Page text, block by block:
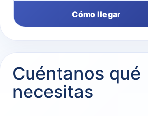
Cómo llegar
Cuéntanos qué
necesitas